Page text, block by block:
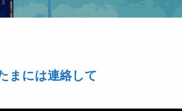
まには連絡して